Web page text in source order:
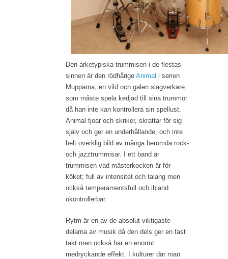
Den arketypiska trummisen i de flestas
sinnen är den rödhårige Animal i serien
Mupparna, en vild och galen slagverkare
som måste spela kedjad till sina trummor
då han inte kan kontrollera sin spellust.
Animal tjoar och skriker, skrattar för sig
själv och ger en underhållande, och inte
helt overklig bild av många berömda rock-
och jazztrummisar. I ett band är
trummisen vad mästerkocken är för
köket; full av intensitet och talang men
också temperamentsfull och ibland
okontrollerbar.
Rytm är en av de absolut viktigaste
delarna av musik då den dels ger en fast
takt men också har en enormt
medryckande effekt. I kulturer där man